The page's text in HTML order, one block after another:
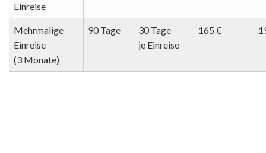
Einreise
Mehrmalige
Einreise
(3 Monate)
90 Tage
30 Tage
je Einreise
165 €